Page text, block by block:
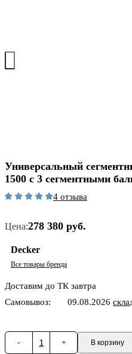
Универсальный
1500 с 3 сегментными
4 отзыва
Цена:278 380 руб.
Decker
Все товары бренда
Доставим до ТК завтра
Самовывоз:
09.08.2026
- 1 + В корзину